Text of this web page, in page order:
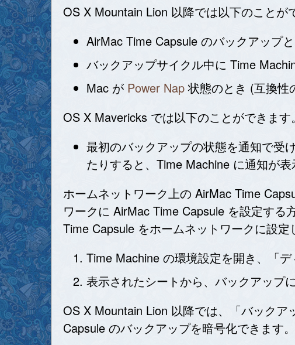
OS X Mountain Lion 以降では以下のことが
AirMac Time Capsule のバックアップ
バックアップサイクル中に Time
Mac が Power Nap状態のとき (互換性
OS X Mavericks では以下のことができます。
最初のバックアップの状態を通知で受
たりすると、Time Machine に通知が表
ホームネットワーク上の AirMac Time
ワークに AirMac Time Capsule を設定する
Time Capsule をホームネットワークに設定
Time Machine の環境設定を開き、「
表示されたシートから、バックアップ
OS X Mountain Lion 以降では、「バック
Capsule のバックアップを暗号化できます。